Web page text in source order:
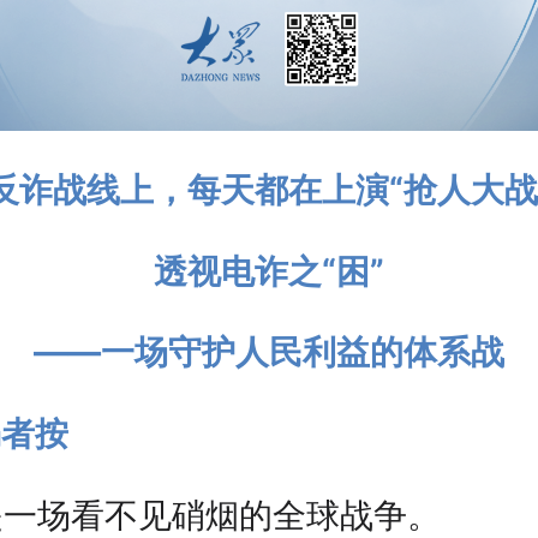
诈战线上，每天都在上演“抢人大
透视电诈之“困”
——一场守护人民利益的体系战
按
场看不见硝烟的全球战争。